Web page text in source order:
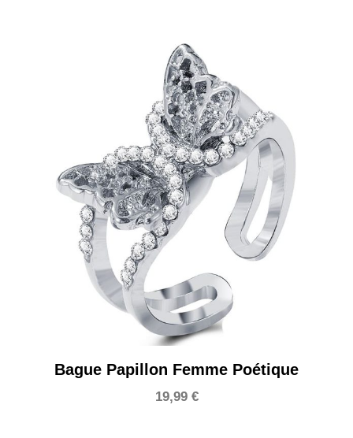
Bague Papillon Femme Poétique
19,99 €